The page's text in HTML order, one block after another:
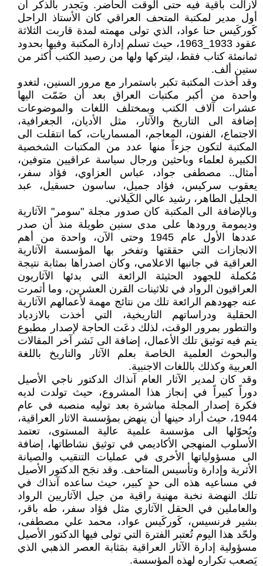
لازالت باقية فيه حتى الوقت الحاضر. ويَجدر بالذكر أن
أول مدير لمكتبة المتحف العراقي كان الأستاذ الراحل
كَوركَيس حنا عواد، الذي تولى مهمته لمدة قاربت الثلاثة
عقود 1933_1963، حيث تسلم إدارة المكتبة وفيها بحدود
ثمانمئة كتاب فقط، ليتركها ولها من رصيد الكتب أكثر من
ستين ألف.
وقد أخذت المكتبة تكبر باستمرار مع مرور السنين، لتغدو
واحدة من أكبر مكتبات العراق بعد أن ضَمّت اليها
عشرات آلاف الكتب وبمختلف اللغات والموضوعات
إضافة الى التاريخ والآثار، مثل الأديان، الجغرافية،
الاجتماع، الفنون، المعاجم، المسماريات، كما انتقلت الى
المكتبة لتكون جزءاً منها عدد من المكتبات الشخصية
الكبيرة لعلماء وباحثين ورجال سياسة عراقيين متوفين،
أمثال.. مصطفى جواد، عباس العزاوي، فؤاد سفر،
يعقوب سركيس، فؤاد جميل، ساسون حسقيل، عبد
الجليل الطاهر، رشيد عالي الكَيلاني.
وبالإضافة الى المكتبة كان صدور مجلة "سومر" الآثارية
وديمومة ورودها على مدى سنين طويلة منذ أن صدر
عددها الأول عام 1945 وحتى الآن، واحدة من أهم
الانجازات التي حققتها وتفخر بها المؤسسة الآثارية
العراقية في جانبها الاعلامي، وكان اصدراها بمثابة نتيجة
مُكملة للجهود الحثيثة الرائعة التي بدئها الآثاريون
العراقيون الرواد في ثلاثينات القرن العشرين، وما أثمرت
عنه جهودهم الرائعة تلك من نتائج مهمة لأعمالهم الآثارية
الحقلية ودراساتهم التاريخية، التي أخذت بالازدياد
والتطور بمرور الوقت، لذلك دعَت الحاجة لإصدار مطبوع
يتم فيه توثيق تلك الأعمال، إضافة الى نَشر آخر المقالات
والبحوث العلمية الخاصة بعلم الآثار والتاريخ باللغة
العربية وكذلك باللغات الاجنبية.
وقد كان لمدير الآثار العام آنذاك الدكتور ناجي الأصيل
دوراً كبيراً في إنجاز هذا المشروع، حيث تولدت لديه
فكرة إصدار المجلة مباشرة بعد توليه منصبه في عام
1944، حيث أراد حينها أن ينهض بمؤسسة الاثار العراقية،
ويُحوّلها الى مؤسسة علمية عالية المستوى، تعتمد
الأسلوب المنهجي الأكاديمي في توثيق نشاطاتها، إضافة
الى مسؤولياتها الأخرى في عمليات التنقيب والصيانة
الأثرية وإدارة وتأسيس المتاحف. وقد نجَح الدكتور الأصيل
في مساعيه هذه الى حدٍ كبير، حيث ساعده آنذاك في
تلك النهضة نخبة مهنية راقية من جيل الآثاريين الرواد
والعاملين في الحقل الآثاري مثل فؤاد سفر، طه باقر،
بشير فرنسيس، كَوركَيس عواد، محمد علي مصطفى،
ولحّد هذا اليوم تُعتبر الفترة التي تولى فيها الدكتور الأصيل
مسؤولية إدارة الآثار العراقية بمَثابة العصر الذهبي الذي
يَصعب تكراره لهذه المؤسسة.